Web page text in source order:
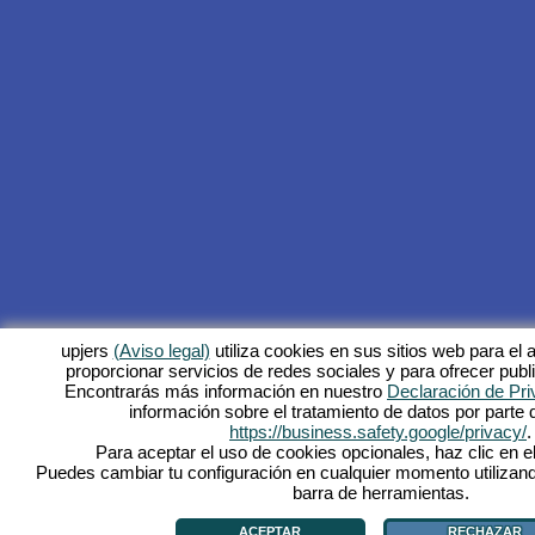
upjers (Aviso legal) utiliza cookies en sus sitios web para el
proporcionar servicios de redes sociales y para ofrecer
Encontrarás más información en nuestro Declaración de
información sobre el tratamiento de datos por parte
https://business.safety.google/privacy/.
Para aceptar el uso de cookies opcionales, haz clic en
Puedes cambiar tu configuración en cualquier momento
barra de herramientas.
ACEPTAR RECHAZAR